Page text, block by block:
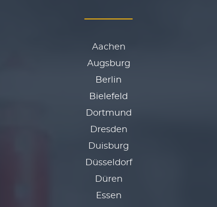
Aachen
Augsburg
Berlin
Bielefeld
Dort­mund
Dresden
Duis­burg
Düs­sel­dorf
Dü­ren
Es­sen